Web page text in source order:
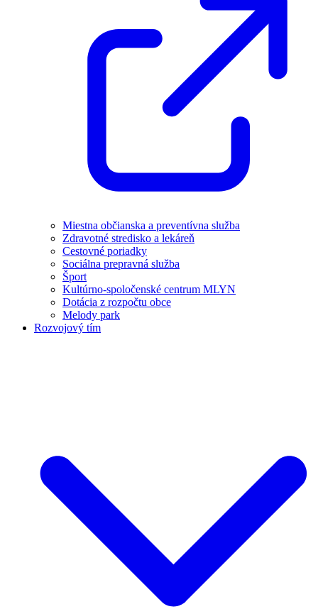
Miestna občianska a preventívna služba
Zdravotné stredisko a lekáreň
Cestovné poriadky
Sociálna prepravná služba
Šport
Kultúrno-spoločenské centrum MLYN
Dotácia z rozpočtu obce
Melody park
Rozvojový tím